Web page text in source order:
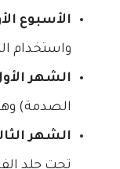
الأسبوع
واستخدام
الشهر
الصدمة)
الشهر
تحت جلد